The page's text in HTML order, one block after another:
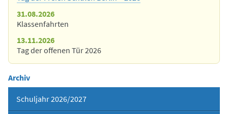
31.08.2026
Klassenfahrten
13.11.2026
Tag der offenen Tür 2026
Archiv
Schuljahr 2026/2027